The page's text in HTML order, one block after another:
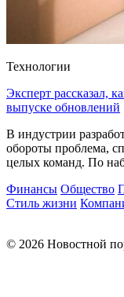
Технологии
Эксперт рассказал,
выпуске обновлений
В индустрии
обороты проблема,
целых команд. По
Финансы Общество
Стиль жизни
© 2026 Новостной